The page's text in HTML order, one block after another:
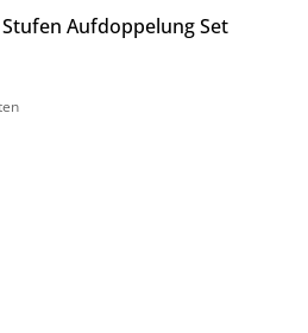
Aufdoppelung Set